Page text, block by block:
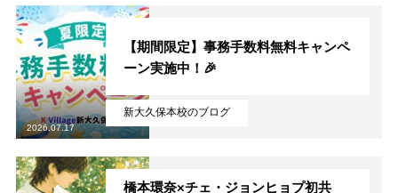
新大久保本校のブログ
【期間限定】事務手数料無料キャンペ
ーン実施中！🎉
2026.07.17
橋本環奈×チェ・ジョンヒョプ初共